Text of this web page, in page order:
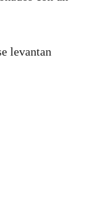
levantan